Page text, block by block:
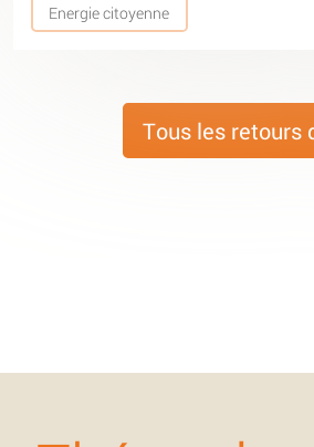
Energie citoyenne
Tous les retours